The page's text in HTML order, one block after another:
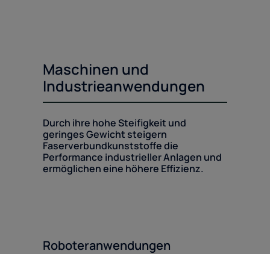
Maschinen und
Industrieanwendungen
Durch ihre hohe Steifigkeit und
geringes Gewicht steigern
Faserverbundkunststoffe die
Performance industrieller Anlagen und
ermöglichen eine höhere Effizienz.
Roboteranwendungen